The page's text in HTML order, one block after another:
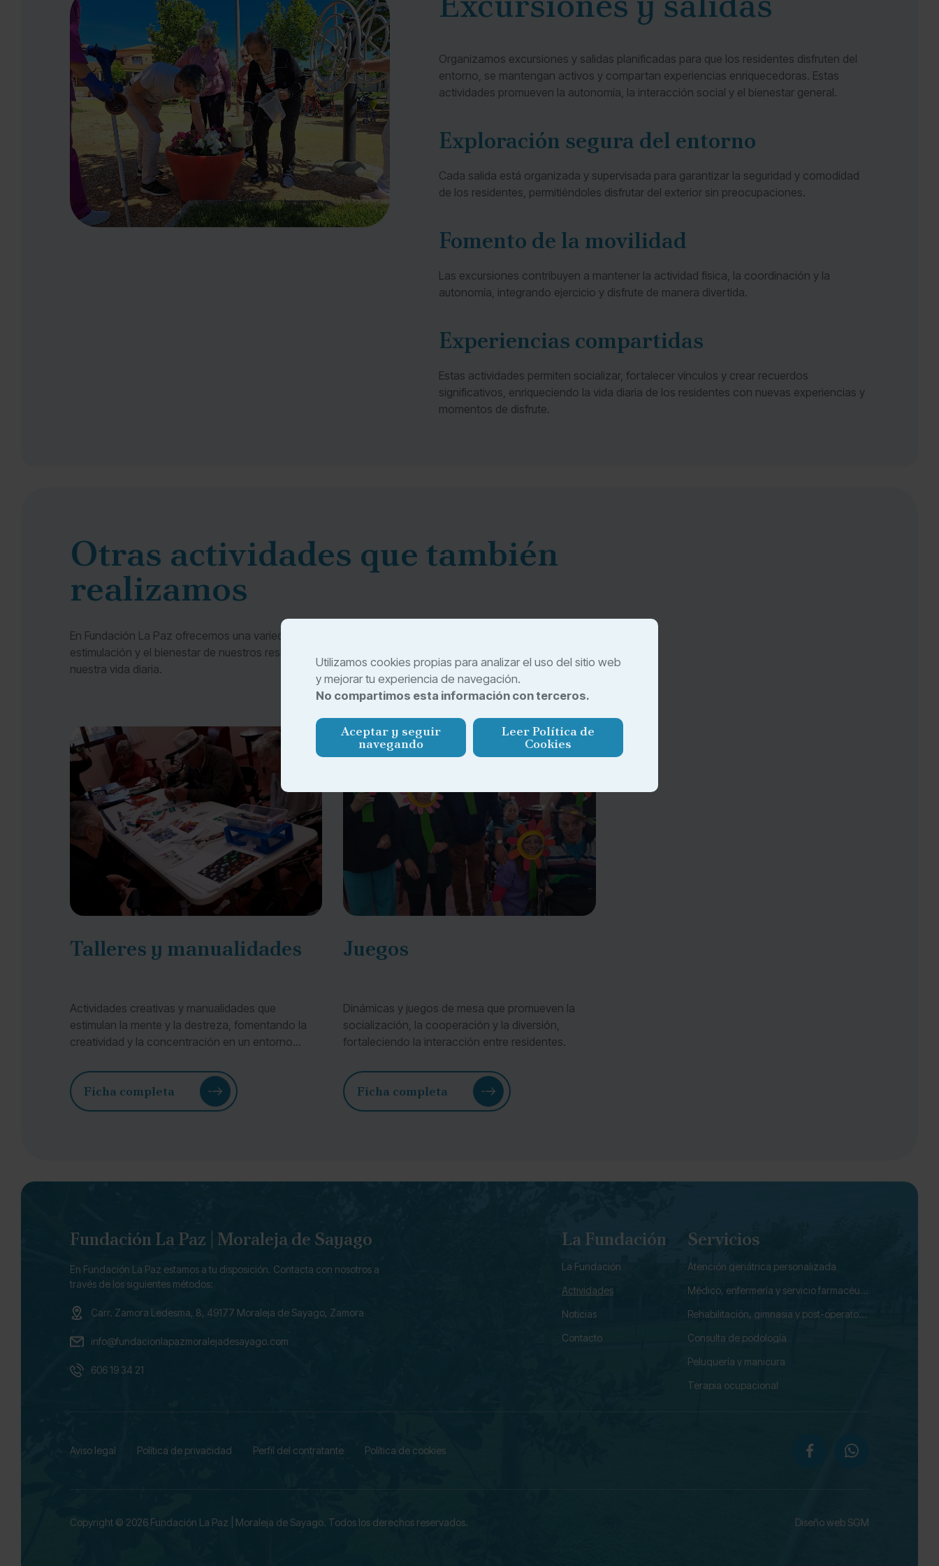
Utilizamos cookies propias para analizar el uso del sitio web
y mejorar tu experiencia de navegación.
No compartimos esta información con terceros.
Aceptar y seguir
navegando
Leer Política de
Cookies
Organizamos excursiones y salidas planificadas para que los residentes disfruten del
entorno, se mantengan activos y compartan experiencias enriquecedoras. Estas
actividades promueven la autonomía, la interacción social y el bienestar general.
Exploración segura del entorno
Cada salida está organizada y supervisada para garantizar la seguridad y comodidad
de los residentes, permitiéndoles disfrutar del exterior sin preocupaciones.
Fomento de la movilidad
Las excursiones contribuyen a mantener la actividad física, la coordinación y la
autonomía, integrando ejercicio y disfrute de manera divertida.
Experiencias compartidas
Estas actividades permiten socializar, fortalecer vínculos y crear recuerdos
significativos, enriqueciendo la vida diaria de los residentes con nuevas experiencias y
momentos de disfrute.
Otras actividades que también
realizamos
En Fundación La Paz ofrecemos una variedad de actividades pensadas para fomentar la convivencia, la
estimulación y el bienestar de nuestros residentes. Descubre otras propuestas que forman parte de
nuestra vida diaria.
Talleres y manualidades
Actividades creativas y manualidades que
estimulan la mente y la destreza, fomentando la
creatividad y la concentración en un entorno
Ficha completa
Juegos
Dinámicas y juegos de mesa que promueven la
socialización, la cooperación y la diversión,
fortaleciendo la interacción entre residentes.
Ficha completa
Fundación La Paz | Moraleja de Sayago
En Fundación La Paz estamos a tu disposición. Contacta con nosotros a
través de los siguientes métodos:
Carr. Zamora Ledesma, 8, 49177 Moraleja de Sayago, Zamora
info@fundacionlapazmoralejadesayago.com
606 19 34 21
La Fundación
La Fundación
Actividades
Noticias
Contacto
Servicios
Atención geriátrica personalizada
Médico, enfermería y servicio farmacéutico
Rehabilitación, gimnasia y post-operatorio
Consulta de podología
Peluquería y manicura
Terapia ocupacional
Aviso legal Política de privacidad Perfil del contratante Política de cookies
Copyright © 2026 Fundación La Paz Moraleja de Sayago. Todos los derechos reservados. Diseño web SGM